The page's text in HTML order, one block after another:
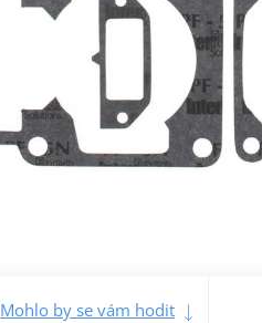
Mohlo by se vám hodit